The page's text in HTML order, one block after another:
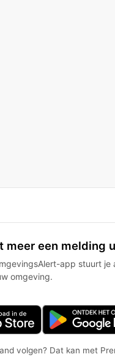
meer een melding
app stuurt
omgeving.
volgen? Dat kan met